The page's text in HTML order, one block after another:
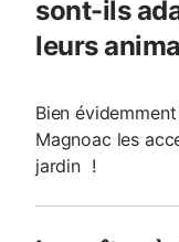
sont-ils
leurs
Bien
Magnoac les
jardin !